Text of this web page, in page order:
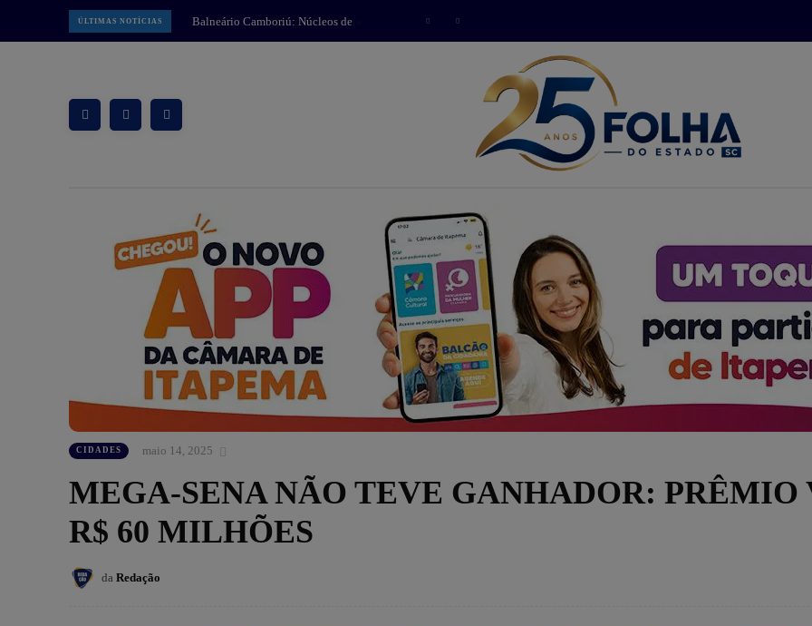
ÚLTIMAS NOTÍCIAS
Balneário Piçarras: Prefeitura
apresenta projeto da Praça do
CIDADES maio 14, 2025
MEGA-SENA NÃO TEVE GANHADOR: PRÊMIO
R$ 60 MILHÕES
da Redação